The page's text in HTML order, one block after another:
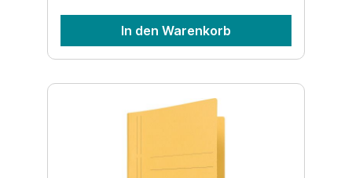
In den Warenkorb